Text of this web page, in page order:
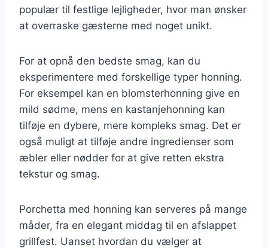
populær til festlige lejligheder, hvor man ønsker
at overraske gæsterne med noget unikt.
For at opnå den bedste smag, kan du
eksperimentere med forskellige typer honning.
For eksempel kan en blomsterhonning give en
mild sødme, mens en kastanjehonning kan
tilføje en dybere, mere kompleks smag. Det er
også muligt at tilføje andre ingredienser som
æbler eller nødder for at give retten ekstra
tekstur og smag.
Porchetta med honning kan serveres på mange
måder, fra en elegant middag til en afslappet
grillfest. Uanset hvordan du vælger at